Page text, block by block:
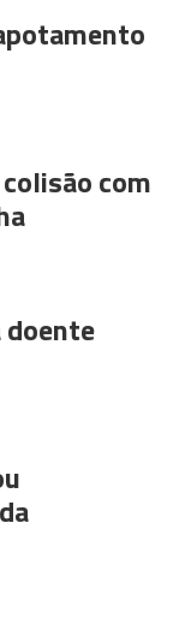
com
doente